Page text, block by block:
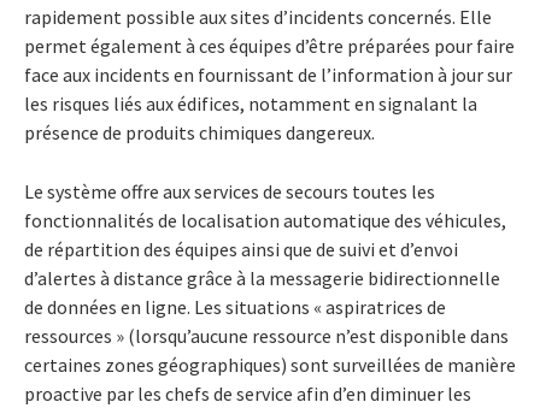
rapidement possible aux sites d’incidents concernés. Elle
permet également à ces équipes d’être préparées pour faire
face aux incidents en fournissant de l’information à jour sur
les risques liés aux édifices, notamment en signalant la
présence de produits chimiques dangereux.
Le système offre aux services de secours toutes les
fonctionnalités de localisation automatique des véhicules,
de répartition des équipes ainsi que de suivi et d’envoi
d’alertes à distance grâce à la messagerie bidirectionnelle
de données en ligne. Les situations « aspiratrices de
ressources » (lorsqu’aucune ressource n’est disponible dans
certaines zones géographiques) sont surveillées de manière
proactive par les chefs de service afin d’en diminuer les